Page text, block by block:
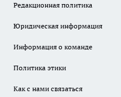
Редакционная политика
Юридическая информация
Информация о команде
Политика этики
Как с нами связаться